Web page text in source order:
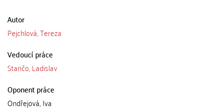
Autor
Pejchlová, Tereza
Vedoucí práce
Stančo, Ladislav
Oponent práce
Ondřejová, Iva